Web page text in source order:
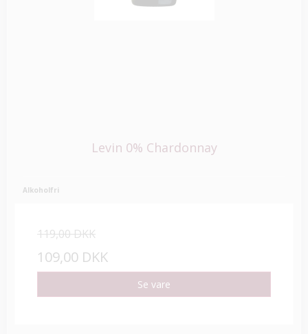
Levin 0% Chardonnay
Alkoholfri
119,00 DKK
109,00 DKK
Se vare